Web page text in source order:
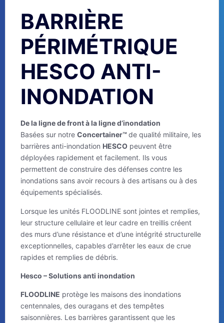
BARRIÈRE
PÉRIMÉTRIQUE
HESCO ANTI-
INONDATION
De la ligne de front à la ligne d’inondation
Basées sur notre Concertainer™de qualité militaire, les
barrières anti-inondation HESCO peuvent être
déployées rapidement et facilement. Ils vous
permettent de construire des défenses contre les
inondations sans avoir recours à des artisans ou à des
équipements spécialisés.
Lorsque les unités FLOODLINE sont jointes et remplies,
leur structure cellulaire et leur cadre en treillis créent
des murs d’une résistance et d’une intégrité structurelle
exceptionnelles, capables d’arrêter les eaux de crue
rapides et remplies de débris.
Hesco – Solutions anti inondation
FLOODLINE protège les maisons des inondations
centennales, des ouragans et des tempêtes
saisonnières. Les barrières garantissent que les